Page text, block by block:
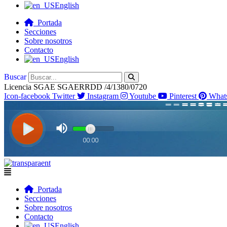
English
Portada
Secciones
Sobre nosotros
Contacto
English
Buscar
Licencia SGAE SGAERRDD /4/1380/0720
Icon-facebook Twitter Instagram Youtube Pinterest
Flyout
Portada
Secciones
Sobre nosotros
Contacto